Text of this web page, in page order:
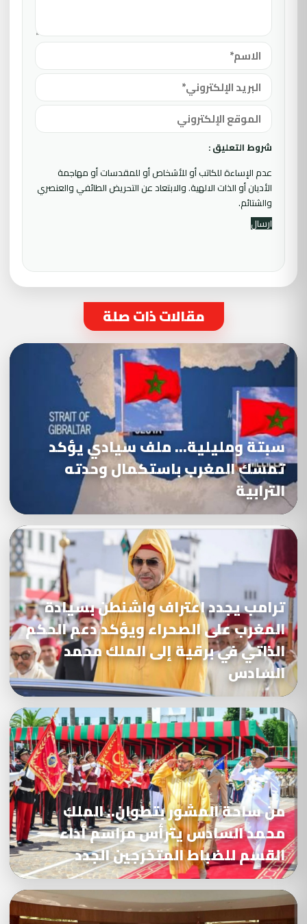
شروط التعليق :
عدم الإساءة للكاتب أو للأشخاص أو للمقدسات أو مهاجمة
الأديان أو الذات الالهية. والابتعاد عن التحريض الطائفي والعنصري
والشتائم.
مقالات ذات صلة
سبتة ومليلية… ملف سيادي يؤكد
تمسك المغرب باستكمال وحدته
الترابية
ترامب يجدد اعتراف واشنطن بسيادة
المغرب على الصحراء ويؤكد دعم الحكم
الذاتي في برقية إلى الملك محمد
السادس
من ساحة المشور بتطوان.. الملك
محمد السادس يترأس مراسم أداء
القسم للضباط المتخرجين الجدد